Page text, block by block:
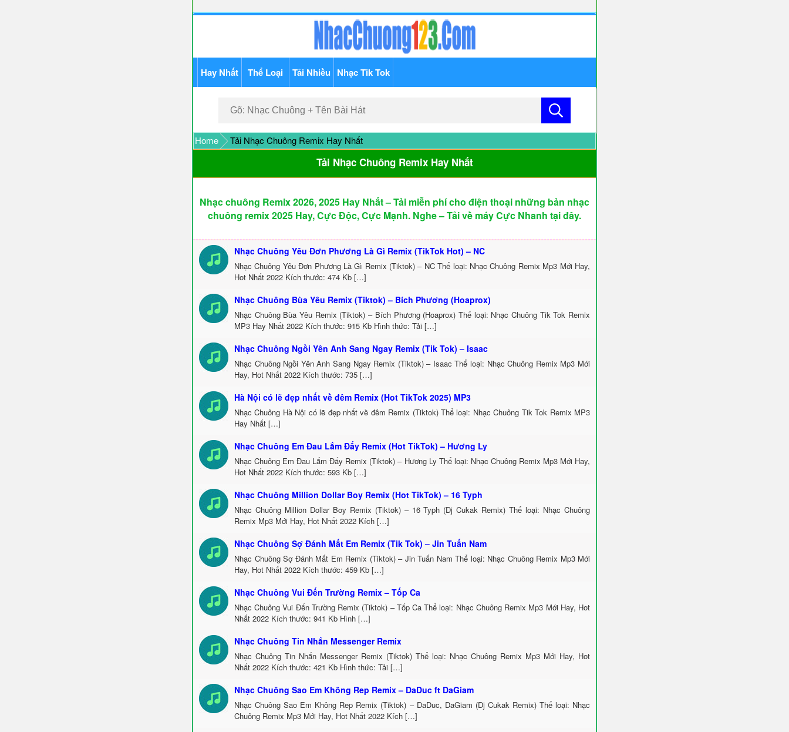
Hay Nhất Thể Loại Tải Nhiều Nhạc Tik Tok
Home Tải Nhạc Chuông Remix Hay Nhất
Tải Nhạc Chuông Remix Hay Nhất
Nhạc chuông Remix 2026, 2025 Hay Nhất – Tải miễn phí cho điện thoại những bản nhạc
chuông remix 2025 Hay, Cực Độc, Cực Mạnh. Nghe – Tải về máy Cực Nhanh tại đây.
Nhạc Chuông Yêu Đơn Phương Là Gì Remix (TikTok Hot) – NC
Nhạc Chuông Yêu Đơn Phương Là Gì Remix (Tiktok) – NC Thể loại: Nhạc Chuông Remix Mp3 Mới Hay,
Hot Nhất 2022 Kích thước: 474 Kb […]
Nhạc Chuông Bùa Yêu Remix (Tiktok) – Bích Phương (Hoaprox)
Nhạc Chuông Bùa Yêu Remix (Tiktok) – Bích Phương (Hoaprox) Thể loại: Nhạc Chuông Tik Tok Remix
MP3 Hay Nhất 2022 Kích thước: 915 Kb Hình thức: Tải […]
Nhạc Chuông Ngồi Yên Anh Sang Ngay Remix (Tik Tok) – Isaac
Nhạc Chuông Ngồi Yên Anh Sang Ngay Remix (Tiktok) – Isaac Thể loại: Nhạc Chuông Remix Mp3 Mới
Hay, Hot Nhất 2022 Kích thước: 735 […]
Hà Nội có lẽ đẹp nhất về đêm Remix (Hot TikTok 2025) MP3
Nhạc Chuông Hà Nội có lẽ đẹp nhất về đêm Remix (Tiktok) Thể loại: Nhạc Chuông Tik Tok Remix MP3
Hay Nhất […]
Nhạc Chuông Em Đau Lắm Đấy Remix (Hot TikTok) – Hương Ly
Nhạc Chuông Em Đau Lắm Đấy Remix (Tiktok) – Hương Ly Thể loại: Nhạc Chuông Remix Mp3 Mới Hay,
Hot Nhất 2022 Kích thước: 593 Kb […]
Nhạc Chuông Million Dollar Boy Remix (Hot TikTok) – 16 Typh
Nhạc Chuông Million Dollar Boy Remix (Tiktok) – 16 Typh (Dj Cukak Remix) Thể loại: Nhạc Chuông
Remix Mp3 Mới Hay, Hot Nhất 2022 Kích […]
Nhạc Chuông Sợ Đánh Mất Em Remix (Tik Tok) – Jin Tuấn Nam
Nhạc Chuông Sợ Đánh Mất Em Remix (Tiktok) – Jin Tuấn Nam Thể loại: Nhạc Chuông Remix Mp3 Mới
Hay, Hot Nhất 2022 Kích thước: 459 Kb […]
Nhạc Chuông Vui Đến Trường Remix – Tốp Ca
Nhạc Chuông Vui Đến Trường Remix (Tiktok) – Tốp Ca Thể loại: Nhạc Chuông Remix Mp3 Mới Hay, Hot
Nhất 2022 Kích thước: 941 Kb Hình […]
Nhạc Chuông Tin Nhắn Messenger Remix
Nhạc Chuông Tin Nhắn Messenger Remix (Tiktok) Thể loại: Nhạc Chuông Remix Mp3 Mới Hay, Hot
Nhất 2022 Kích thước: 421 Kb Hình thức: Tải […]
Nhạc Chuông Sao Em Không Rep Remix – DaDuc ft DaGiam
Nhạc Chuông Sao Em Không Rep Remix (Tiktok) – DaDuc, DaGiam (Dj Cukak Remix) Thể loại: Nhạc
Chuông Remix Mp3 Mới Hay, Hot Nhất 2022 Kích […]